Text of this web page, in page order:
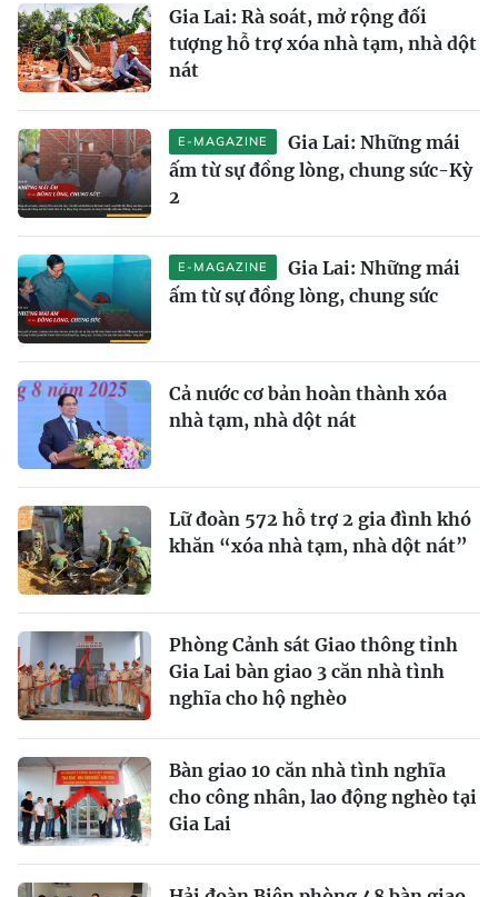
Gia Lai: Rà soát, mở rộng đối
tượng hỗ trợ xóa nhà tạm, nhà dột
nát
E-MAGAZINE
Gia Lai: Những mái
ấm từ sự đồng lòng, chung sức-Kỳ
2
E-MAGAZINE
Gia Lai: Những mái
ấm từ sự đồng lòng, chung sức
Cả nước cơ bản hoàn thành xóa
nhà tạm, nhà dột nát
Lữ đoàn 572 hỗ trợ 2 gia đình khó
khăn “xóa nhà tạm, nhà dột nát”
Phòng Cảnh sát Giao thông tỉnh
Gia Lai bàn giao 3 căn nhà tình
nghĩa cho hộ nghèo
Bàn giao 10 căn nhà tình nghĩa
cho công nhân, lao động nghèo tại
Gia Lai